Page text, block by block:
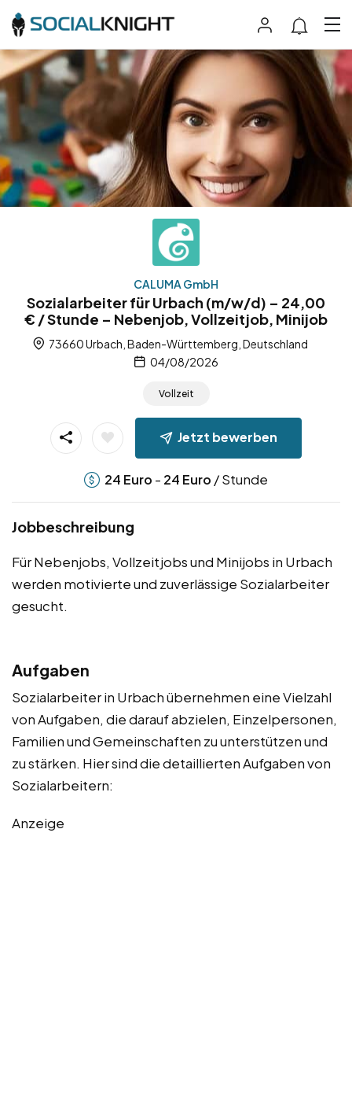
CALUMA GmbH
Sozialarbeiter für Urbach (m/w/d) – 24,00
€ / Stunde – Nebenjob, Vollzeitjob, Minijob
73660 Urbach, Baden-Württemberg, Deutschland
04/08/2026
Vollzeit
Jetzt bewerben
24 Euro - 24 Euro / Stunde
Jobbeschreibung
Für Nebenjobs, Vollzeitjobs und Minijobs in Urbach
werden motivierte und zuverlässige Sozialarbeiter
gesucht.
Aufgaben
Sozialarbeiter in Urbach übernehmen eine Vielzahl
von Aufgaben, die darauf abzielen, Einzelpersonen,
Familien und Gemeinschaften zu unterstützen und
zu stärken. Hier sind die detaillierten Aufgaben von
Sozialarbeitern:
Anzeige